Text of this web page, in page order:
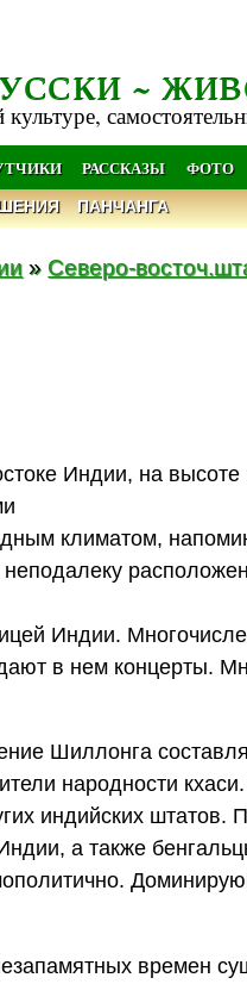
~
РАССКАЗЫ ФОТО
ПАНЧАНГА
» Северо-
Индии, на
климатом,
Индии.
в нем концерты.
Шиллонга
народности
индийских
а также
времен